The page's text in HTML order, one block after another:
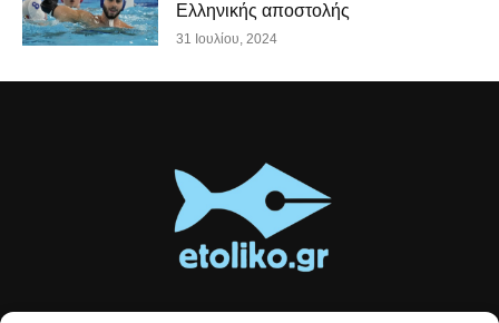
Ελληνικής αποστολής
31 Ιουλίου, 2024